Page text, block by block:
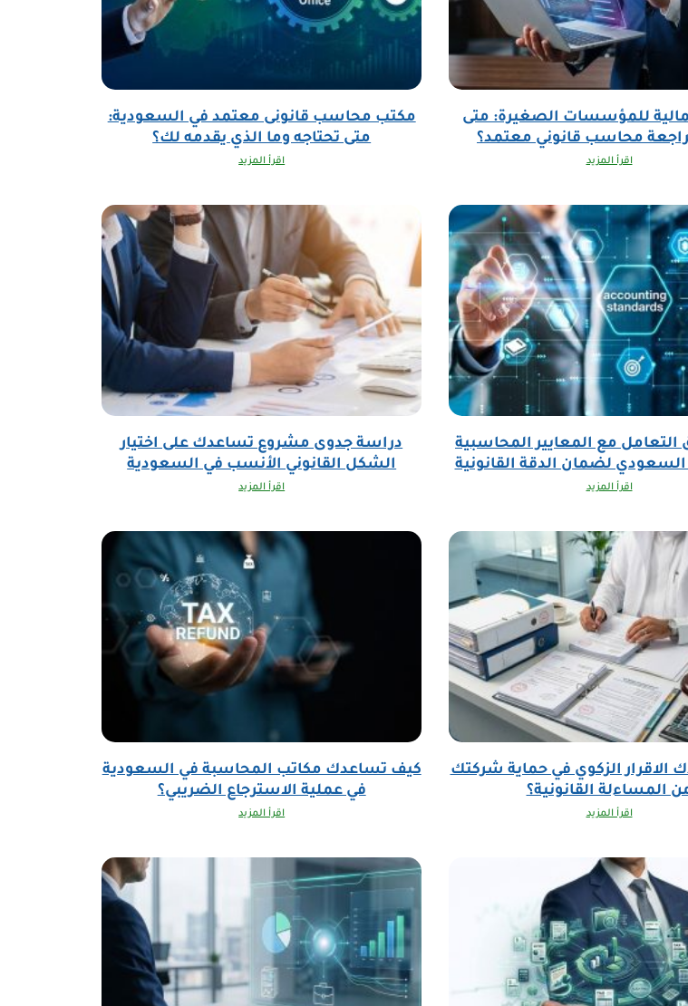
للمؤسسات الصغيرة: متى
محاسب قانوني معتمد؟
اقرأ المزيد
مكتب محاسب قانونى معتمد في السعودية:
متى تحتاجه وما الذي يقدمه لك؟
اقرأ المزيد
مع المعايير المحاسبية
لضمان الدقة القانونية
اقرأ المزيد
دراسة جدوى مشروع تساعدك على اختيار
الشكل القانوني الأنسب في السعودية
اقرأ المزيد
الاقرار الزكوي في حماية شركتك
المساءلة القانونية؟
اقرأ المزيد
كيف تساعدك مكاتب المحاسبة في السعودية
في عملية الاسترجاع الضريبي؟
اقرأ المزيد